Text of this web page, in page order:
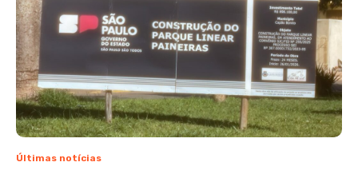
Últimas notícias